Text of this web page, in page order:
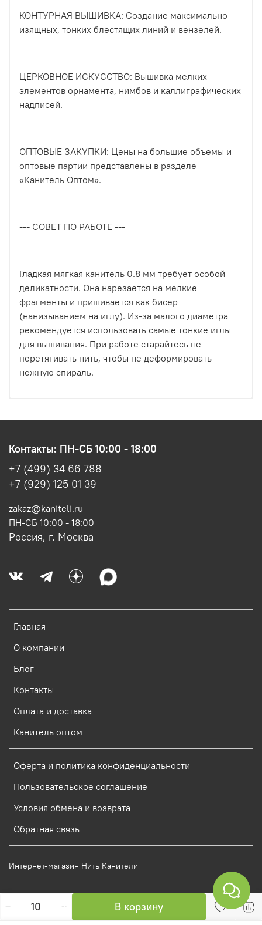
В корзину
КОНТУРНАЯ ВЫШИВКА: Создание максимально
изящных, тонких блестящих линий и вензелей.
ЦЕРКОВНОЕ ИСКУССТВО: Вышивка мелких
элементов орнамента, нимбов и каллиграфических
надписей.
ОПТОВЫЕ ЗАКУПКИ: Цены на большие объемы и
оптовые партии представлены в разделе
«Канитель Оптом».
--- СОВЕТ ПО РАБОТЕ ---
Гладкая мягкая канитель 0.8 мм требует особой
деликатности. Она нарезается на мелкие
фрагменты и пришивается как бисер
(нанизыванием на иглу). Из-за малого диаметра
рекомендуется использовать самые тонкие иглы
для вышивания. При работе старайтесь не
перетягивать нить, чтобы не деформировать
нежную спираль.
Главная
О компании
Блог
Контакты
Оплата и доставка
Канитель оптом
Оферта и политика конфиденциальности
Пользовательское соглашение
Условия обмена и возврата
Обратная связь
Контакты: ПН-СБ 10:00 - 18:00
+7 (499) 34 66 788
+7 (929) 125 01 39
zakaz@kaniteli.ru
ПН-СБ 10:00 - 18:00
Россия, г. Москва
Интернет-магазин Нить Канители